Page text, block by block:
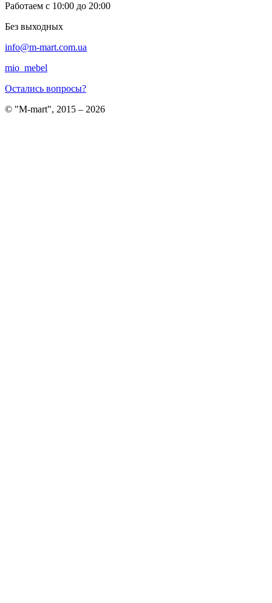
Работаем с 10:00 до 20:00
Без выходных
info@m-mart.com.ua
mio_mebel
Остались вопросы?
© "M-mart", 2015 – 2026